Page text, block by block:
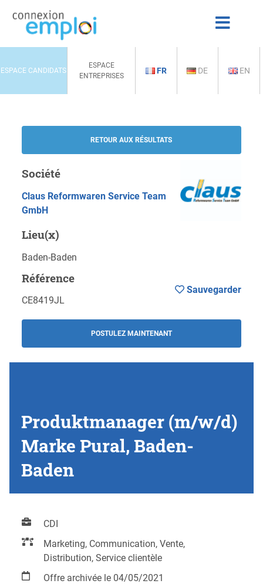
ESPACE CANDIDATS
ESPACE
ENTREPRISES
FR DE EN
RETOUR AUX RÉSULTATS
Société
Claus Reformwaren Service Team
GmbH
Lieu(x)
Baden-Baden
Référence
CE8419JL
POSTULEZ MAINTENANT
Sauvegarder
Produktmanager (m/w/d)
Marke Pural, Baden-
Baden
CDI
Marketing, Communication, Vente,
Distribution, Service clientèle
Offre archivée le 04/05/2021